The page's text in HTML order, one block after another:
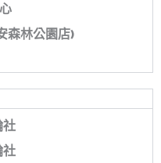
森林公園店)